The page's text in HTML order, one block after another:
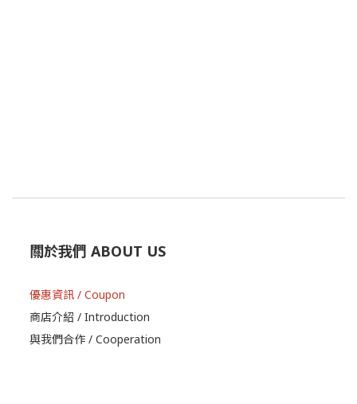
關於我們 ABOUT US
優惠資訊 / Coupon
商店介紹 / Introduction
與我們合作 / Cooperation